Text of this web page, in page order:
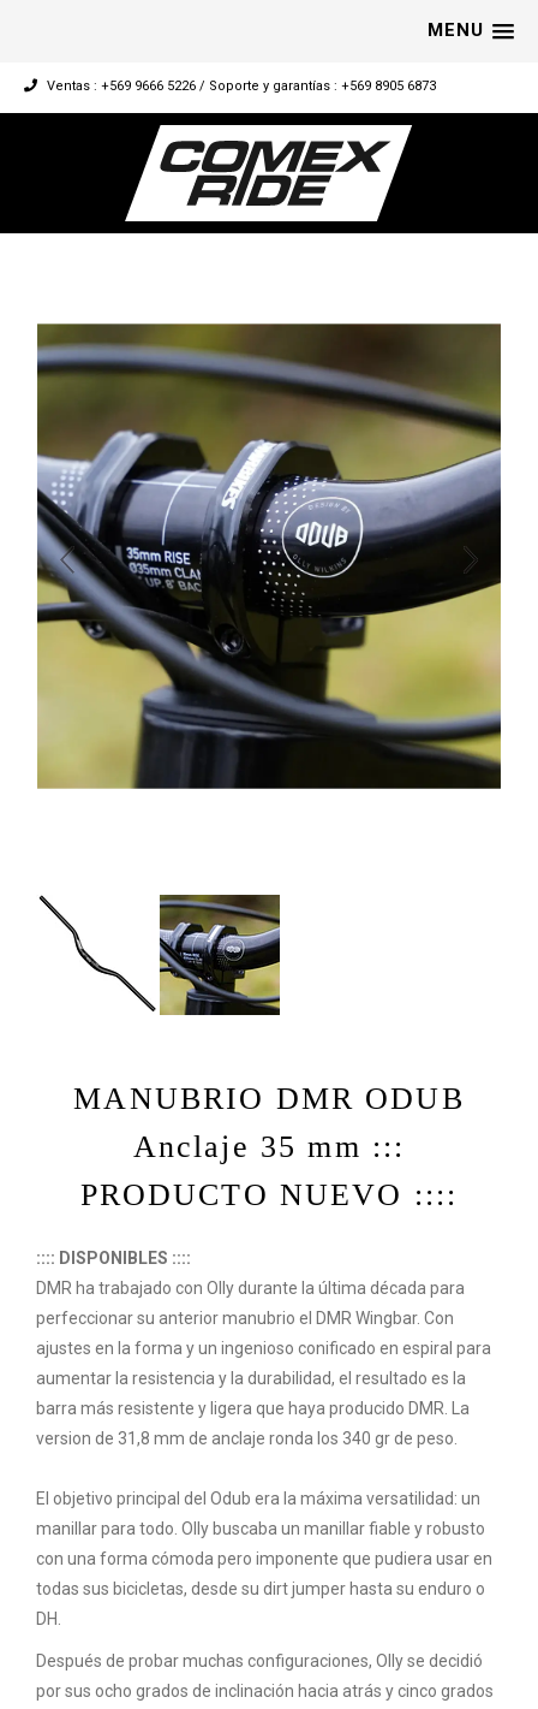
MENU
Ventas : +569 9666 5226 / Soporte y garantías : +569 8905 6873
MANUBRIO DMR ODUB
Anclaje 35 mm :::
PRODUCTO NUEVO ::::
:::: DISPONIBLES ::::
DMR ha trabajado con Olly durante la última década para
perfeccionar su anterior manubrio el DMR Wingbar. Con
ajustes en la forma y un ingenioso conificado en espiral para
aumentar la resistencia y la durabilidad, el resultado es la
barra más resistente y ligera que haya producido DMR. La
version de 31,8 mm de anclaje ronda los 340 gr de peso.
El objetivo principal del Odub era la máxima versatilidad: un
manillar para todo. Olly buscaba un manillar fiable y robusto
con una forma cómoda pero imponente que pudiera usar en
todas sus bicicletas, desde su dirt jumper hasta su enduro o
DH.
Después de probar muchas configuraciones, Olly se decidió
por sus ocho grados de inclinación hacia atrás y cinco grados